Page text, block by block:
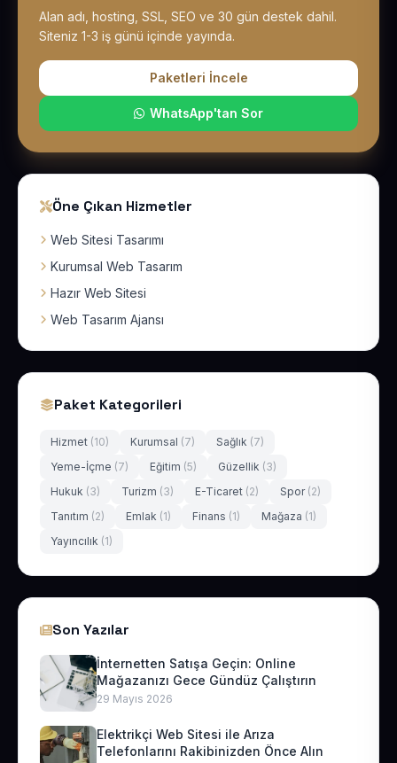
Alan adı, hosting, SSL, SEO ve 30 gün destek dahil.
Siteniz 1-3 iş günü içinde yayında.
Paketleri İncele
WhatsApp'tan Sor
Öne Çıkan Hizmetler
Web Sitesi Tasarımı
Kurumsal Web Tasarım
Hazır Web Sitesi
Web Tasarım Ajansı
Paket Kategorileri
Hizmet (10) Kurumsal (7) Sağlık (7)
Yeme-İçme (7) Eğitim (5) Güzellik (3)
Hukuk (3) Turizm (3) E-Ticaret (2) Spor (2)
Tanıtım (2) Emlak (1) Finans (1) Mağaza (1)
Yayıncılık (1)
Son Yazılar
İnternetten Satışa Geçin: Online
Mağazanızı Gece Gündüz Çalıştırın
29 Mayıs 2026
Elektrikçi Web Sitesi ile Arıza
Telefonlarını Rakibinizden Önce Alın